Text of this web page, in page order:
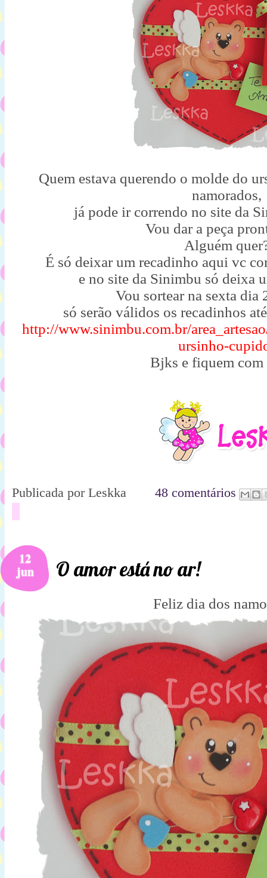
Quem estava querendo o molde do
namorados,
já pode ir correndo no site da
Vou dar a peça
Alguém
É só deixar um recadinho aqui vc
e no site da Sinimbu só deixa
Vou sortear na sexta dia
só serão válidos os recadinhos
http://www.sinimbu.com.br/
ursinho-
Bjks e fiquem com
Publicada por Leskka 48 comentários
12
jun O amor está no ar!
Feliz dia dos